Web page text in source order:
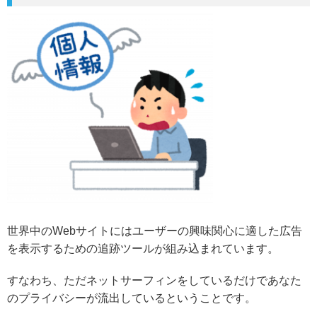
世界中のWebサイトにはユーザーの興味関心に適した広告
を表示するための追跡ツールが組み込まれています。
すなわち、ただネットサーフィンをしているだけであなた
のプライバシーが流出しているということです。